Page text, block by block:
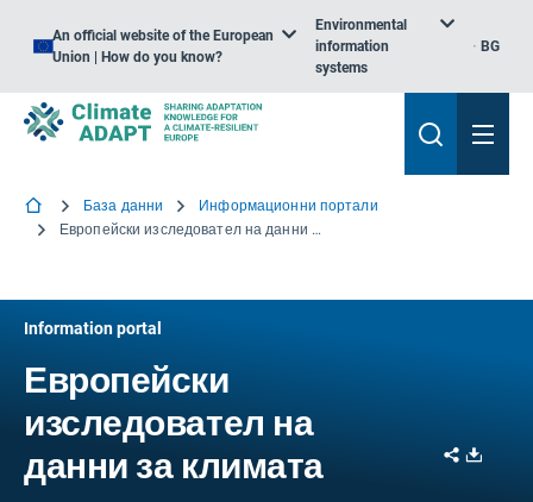
An official website of the European
Union | How do you know?
Environmental
information
systems
BG
База данни
Информационни портали
Европейски изследовател на данни за климата
Information portal
Европейски
изследовател на
данни за климата
Share